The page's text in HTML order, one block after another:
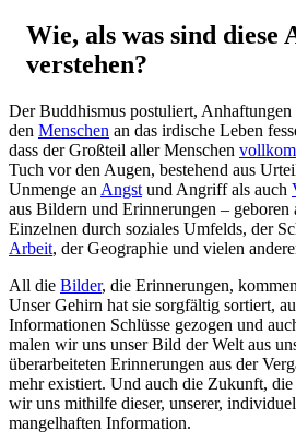
Wie, als was sind diese
verstehen?
Der Buddhismus postuliert,
den Menschen an das irdische Leben
dass der Großteil aller Menschen
Tuch vor den Augen, bestehend aus
Unmenge an Angst und Angriff als auch
aus Bildern und Erinnerungen – geboren
Einzelnen durch soziales Umfelds, der
Arbeit, der Geographie und vielen
All die Bilder, die Erinnerungen,
Unser Gehirn hat sie sorgfältig sortiert,
Informationen Schlüsse gezogen und
malen wir uns unser Bild der Welt aus
überarbeiteten Erinnerungen aus der
mehr existiert. Und auch die Zukunft,
wir uns mithilfe dieser, unserer,
mangelhaften Information.